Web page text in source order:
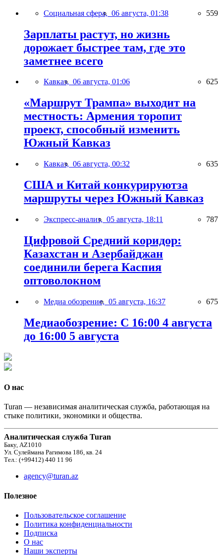
Социальная сфера, 06 августа, 01:38 559
Зарплаты растут, но жизнь
дорожает быстрее там, где это
заметнее всего
Кавказ, 06 августа, 01:06 625
«Маршрут Трампа» выходит на
местность: Армения торопит
проект, способный изменить
Южный Кавказ
Кавказ, 06 августа, 00:32 635
США и Китай конкурируютза
маршруты через Южный Кавказ
Экспресс-анализ, 05 августа, 18:11 787
Цифровой Средний коридор:
Казахстан и Азербайджан
соединили берега Каспия
оптоволокном
Медиа обозрение, 05 августа, 16:37 675
Медиаобозрение: С 16:00 4 августа
до 16:00 5 августа
О нас
Turan — независимая аналитическая служба, работающая на
стыке политики, экономики и общества.
Аналитическая служба Turan
Баку, AZ1010
Ул. Сулеймана Рагимова 186, кв. 24
Тел.: (+99412) 440 11 96
agency@turan.az
Полезное
Пользовательское соглашение
Политика конфиденциальности
Подписка
О нас
Наши эксперты